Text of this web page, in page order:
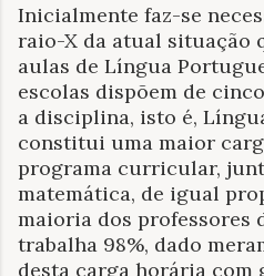
Inicialmente faz-se
raio-X da atual situação
aulas de Língua
escolas dispõem de
a disciplina, isto é,
constitui uma maior
programa curricular,
matemática, de igual
maioria dos professores
trabalha 98%, dado
desta carga horária